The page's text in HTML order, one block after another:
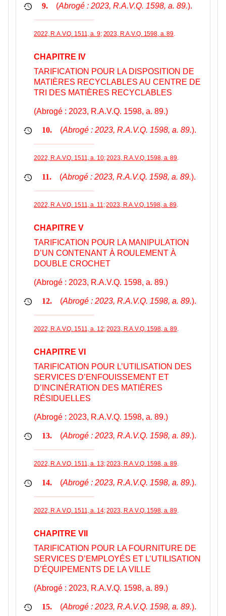
9. (Abrogé : 2023, R.A.V.Q. 1598, a. 89.).
2022, R.A.V.Q. 1511, a. 9; 2023, R.A.V.Q. 1598, a. 89
CHAPITRE IV
TARIFICATION POUR LA DISPOSITION DE
MATIÈRES RECYCLABLES AU CENTRE DE
TRI DES MATIÈRES RECYCLABLES
(Abrogé : 2023, R.A.V.Q. 1598, a. 89.)
10. (Abrogé : 2023, R.A.V.Q. 1598, a. 89.).
2022, R.A.V.Q. 1511, a. 10;2023, R.A.V.Q. 1598, a. 89.
11. (Abrogé : 2023, R.A.V.Q. 1598, a. 89.).
2022, R.A.V.Q. 1511, a. 11 ;2023, R.A.V.Q. 1598, a. 89.
CHAPITRE V
TARIFICATION POUR LA MANIPULATION
D’UN CONTENANT À ROULEMENT À
DOUBLE CROCHET
(Abrogé : 2023, R.A.V.Q. 1598, a. 89.)
12. (Abrogé : 2023, R.A.V.Q. 1598, a. 89.).
2022, R.A.V.Q. 1511, a. 12;2023, R.A.V.Q. 1598, a. 89.
CHAPITRE VI
TARIFICATION POUR L’UTILISATION DES
SERVICES D’ENFOUISSEMENT ET
D’INCINÉRATION DES MATIÈRES
RÉSIDUELLES
(Abrogé : 2023, R.A.V.Q. 1598, a. 89.)
13. (Abrogé : 2023, R.A.V.Q. 1598, a. 89.).
2022, R.A.V.Q. 1511, a. 13;2023, R.A.V.Q. 1598, a. 89.
14. (Abrogé : 2023, R.A.V.Q. 1598, a. 89.).
2022, R.A.V.Q. 1511, a. 14;2023, R.A.V.Q. 1598, a. 89.
CHAPITRE VII
TARIFICATION POUR LA FOURNITURE DE
SERVICES D’EMPLOYÉS ET L’UTILISATION
D’ÉQUIPEMENTS DE LA VILLE
(Abrogé : 2023, R.A.V.Q. 1598, a. 89.)
15. (Abrogé : 2023, R.A.V.Q. 1598, a. 89.).